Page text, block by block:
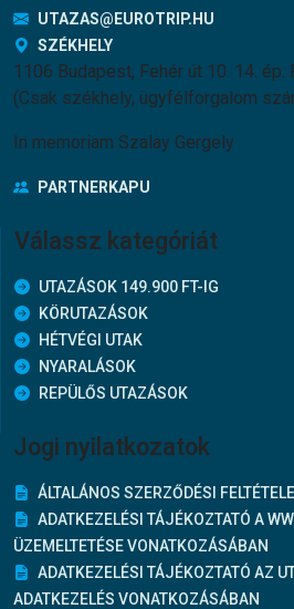
UTAZAS@EUROTRIP.HU
SZÉKHELY
1106 Budapest, Fehér út 10. 14. ép.
(Csak székhely, ügyfélforgalom
In memoriam Szalay Gergely
PARTNERKAPU
Válassz kategóriát
UTAZÁSOK 149.900 FT-IG
KÖRUTAZÁSOK
HÉTVÉGI UTAK
NYARALÁSOK
REPÜLŐS UTAZÁSOK
Jogi nyilatkozatok
ÁLTALÁNOS SZERZŐDÉSI
ADATKEZELÉSI TÁJÉKOZTATÓ A
ÜZEMELTETÉSE VONATKOZÁSÁBAN
ADATKEZELÉSI TÁJÉKOZTATÓ AZ
ADATKEZELÉS VONATKOZÁSÁBAN